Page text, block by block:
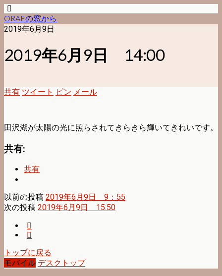
ORAEの窓から
2019年6月9日
2019年6月9日 14:00
共有 ツイート ピン メール
田沢湖が太陽の光に照らされてきらきら輝いてきれいです。
共有:
共有
以前の投稿 2019年6月9日 9：55
次の投稿 2019年6月9日 15:50
トップに戻る
モバイル デスクトップ